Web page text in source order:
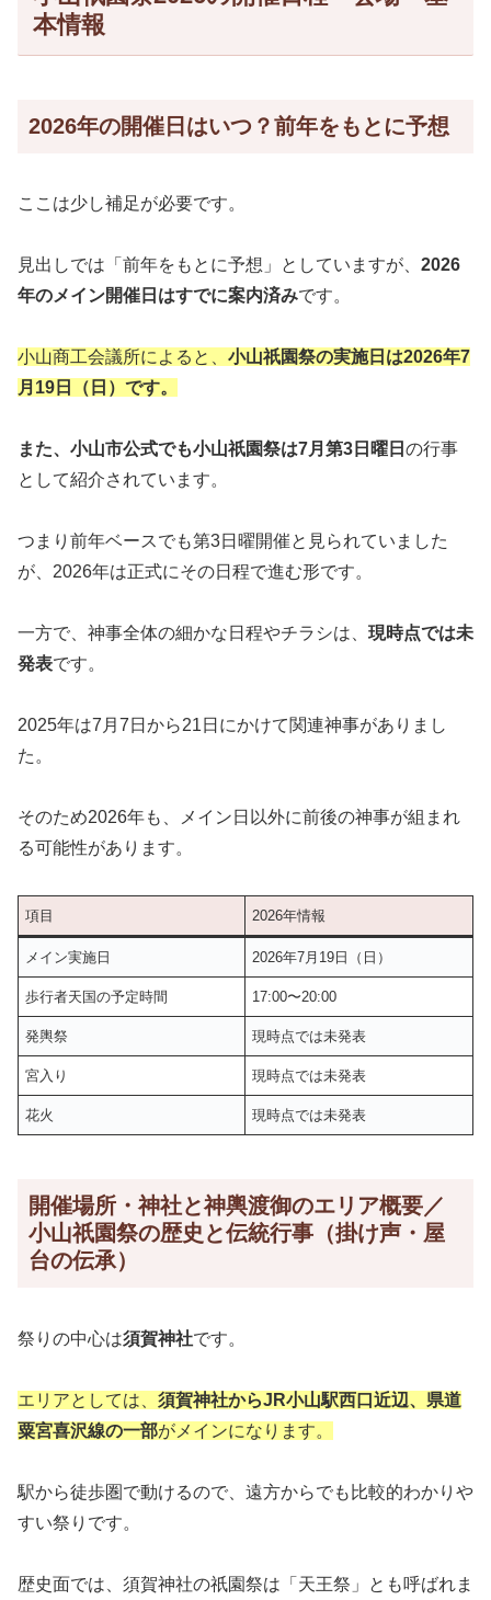
本情報
2026年の開催日はいつ？前年をもとに予想
ここは少し補足が必要です。
見出しでは「前年をもとに予想」としていますが、 2026
年のメイン開催日はすでに案内済みです。
小山商工会議所によると、 小山祇園祭の実施日は2026年7
月19日（日）です。
また、小山市公式でも小山祇園祭は7月第3日曜日 の行事
として紹介されています。
つまり前年ベースでも第3日曜開催と見られていました
が、2026年は正式にその日程で進む形です。
一方で、神事全体の細かな日程やチラシは、 現時点では未
発表です。
2025年は7月7日から21日にかけて関連神事がありまし
た。
そのため2026年も、メイン日以外に前後の神事が組まれ
る可能性があります。
項目 2026年情報
メイン実施日 2026年7月19日（日）
歩行者天国の予定時間 17:00〜20:00
発輿祭 現時点では未発表
宮入り 現時点では未発表
花火 現時点では未発表
開催場所・神社と神輿渡御のエリア概要／
小山祇園祭の歴史と伝統行事（掛け声・屋
台の伝承）
祭りの中心は須賀神社です。
エリアとしては、 須賀神社からJR小山駅西口近辺、県道
粟宮喜沢線の一部がメインになります。
駅から徒歩圏で動けるので、遠方からでも比較的わかりや
すい祭りです。
歴史面では、須賀神社の祇園祭は「天王祭」とも呼ばれま